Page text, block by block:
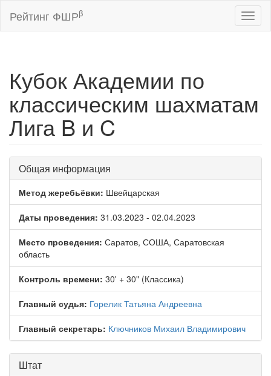
Рейтинг ФШРβ
Кубок Академии по
классическим шахматам
Лига B и C
Общая информация
Метод жеребьёвки: Швейцарская
Даты проведения: 31.03.2023 - 02.04.2023
Место проведения: Саратов, СОША, Саратовская
область
Контроль времени: 30' + 30" (Классика)
Главный судья: Горелик Татьяна Андреевна
Главный секретарь: Ключников Михаил Владимирович
Штат